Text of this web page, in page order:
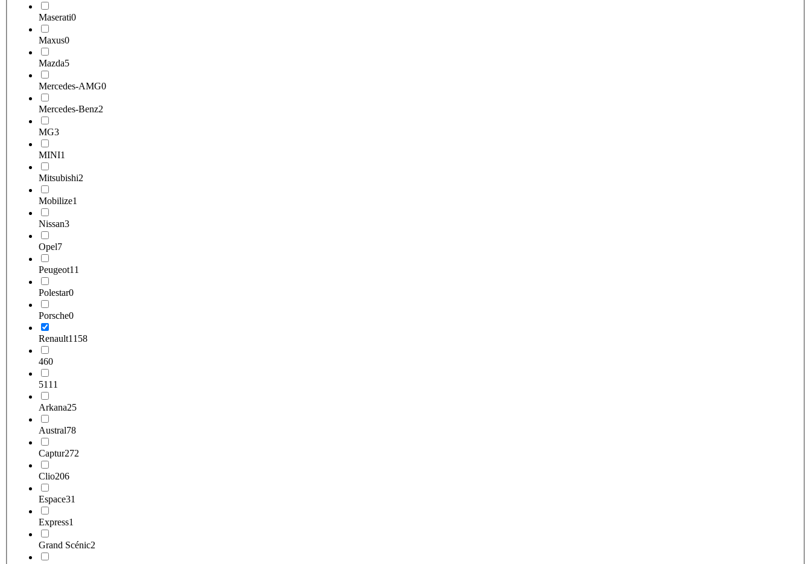
Maserati0
Maxus0
Mazda5
Mercedes-AMG0
Mercedes-Benz2
MG3
MINI1
Mitsubishi2
Mobilize1
Nissan3
Opel7
Peugeot11
Polestar0
Porsche0
Renault1158
460
5111
Arkana25
Austral78
Captur272
Clio206
Espace31
Express1
Grand Scénic2